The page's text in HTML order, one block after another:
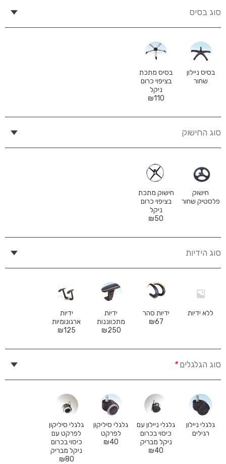
סוג בסיס
בסיס ניילון
שחור
בסיס מתכת
בציפוי כרום
ניקל
₪110
סוג החישוק
חישוק
פלסטיק שחור
חישוק מתכת
בציפוי כרום
ניקל
₪50
סוג הידיות
ללא ידיות
ידיות סהר
₪67
ידיות
מתכווננות
₪250
ידיות
ארגונומיות
₪125
סוג הגלגלים*
גלגלי ניילון
רגילים
גלגלי ניילון עם
כיסוי בכרום
ניקל מבריק
₪40
גלגלי סיליקון
לפרקט
₪40
גלגלי סיליקון
לפרקט עם
כיסוי בכרום
ניקל מבריק
₪80